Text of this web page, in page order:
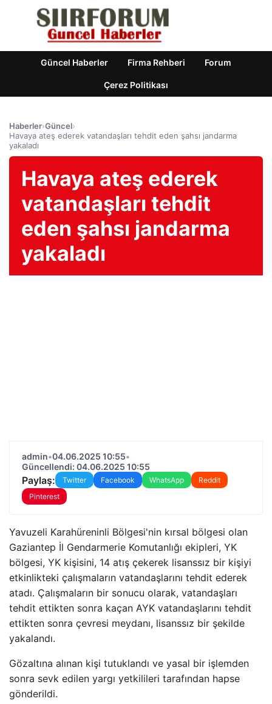
Güncel Haberler Firma Rehberi Forum
Çerez Politikası
Haberler›Güncel›
Havaya ateş ederek vatandaşları tehdit eden şahsı jandarma
yakaladı
Havaya ateş ederek
vatandaşları tehdit
eden şahsı jandarma
yakaladı
admin•04.06.2025 10:55•
Güncellendi: 04.06.2025 10:55
Paylaş: Twitter Facebook WhatsApp
Reddit
Pinterest
Yavuzeli Karahüreninli Bölgesi'nin kırsal bölgesi olan
Gaziantep İl Gendarmerie Komutanlığı ekipleri, YK
bölgesi, YK kişisini, 14 atış çekerek lisanssız bir kişiyi
etkinlikteki çalışmaların vatandaşlarını tehdit ederek
atadı. Çalışmaların bir sonucu olarak, vatandaşları
tehdit ettikten sonra kaçan AYK vatandaşlarını tehdit
ettikten sonra çevresi meydanı, lisanssız bir şekilde
yakalandı.
Gözaltına alınan kişi tutuklandı ve yasal bir işlemden
sonra sevk edilen yargı yetkilileri tarafından hapse
gönderildi.